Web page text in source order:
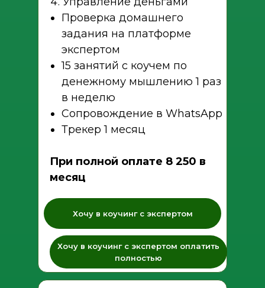
Проверка домашнего
задания на платформе
экспертом
15 занятий с коучем по
денежному мышлению 1 раз
в неделю
Сопровождение в WhatsApp
Трекер 1 месяц
При полной оплате 8 250 в
месяц
Хочу в коучинг с экспертом
Хочу в коучинг с экспертом оплатить
полностью